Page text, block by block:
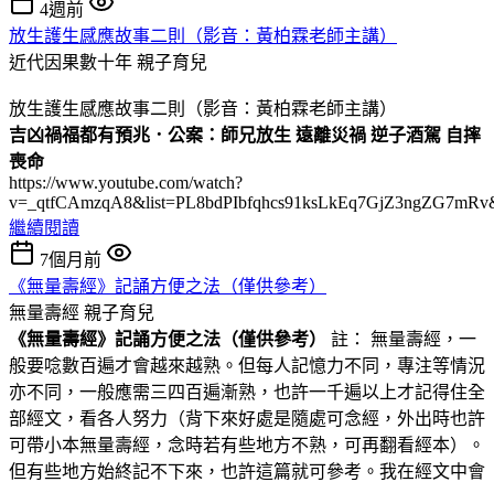
4週前
放生護生感應故事二則（影音：黃柏霖老師主講）
近代因果數十年 親子育兒
放生護生感應故事二則（影音：黃柏霖老師主講）
吉凶禍福都有預兆．公案：師兄放生 遠離災禍 逆子酒駕 自摔
喪命
https://www.youtube.com/watch?
繼續閱讀
7個月前
《無量壽經》記誦方便之法（僅供參考）
無量壽經 親子育兒
《無量壽經》記誦方便之法（僅供參考）
註： 無量壽經，一
般要唸數百遍才會越來越熟。但每人記憶力不同，專注等情況
亦不同，一般應需三四百遍漸熟，也許一千遍以上才記得住全
部經文，看各人努力（背下來好處是隨處可念經，外出時也許
可帶小本無量壽經，念時若有些地方不熟，可再翻看經本）。
但有些地方始終記不下來，也許這篇就可參考。我在經文中會